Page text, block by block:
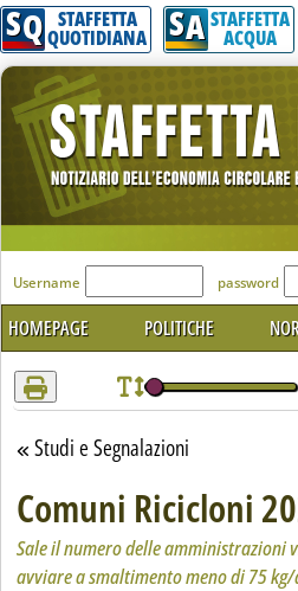
Attenzione! Esegui l'accesso per
SQ STAFFETTA
QUOTIDIANA SA STAFFETTA
ACQUA
'Modulo Login per
Username password
HOMEPAGE POLITICHE
Torna alla sezione
Studi e Segnalazioni
Comuni Ricicloni
Sale il numero delle amministrazioni
avviare a smaltimento meno di 75